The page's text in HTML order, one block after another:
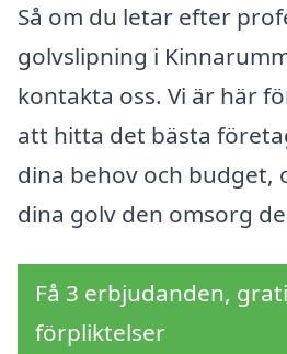
Så om du letar efter
golvslipning i
kontakta oss. Vi är här
att hitta det bästa
dina behov och budget,
dina golv den omsorg
Få 3 erbjudanden,
förpliktelser